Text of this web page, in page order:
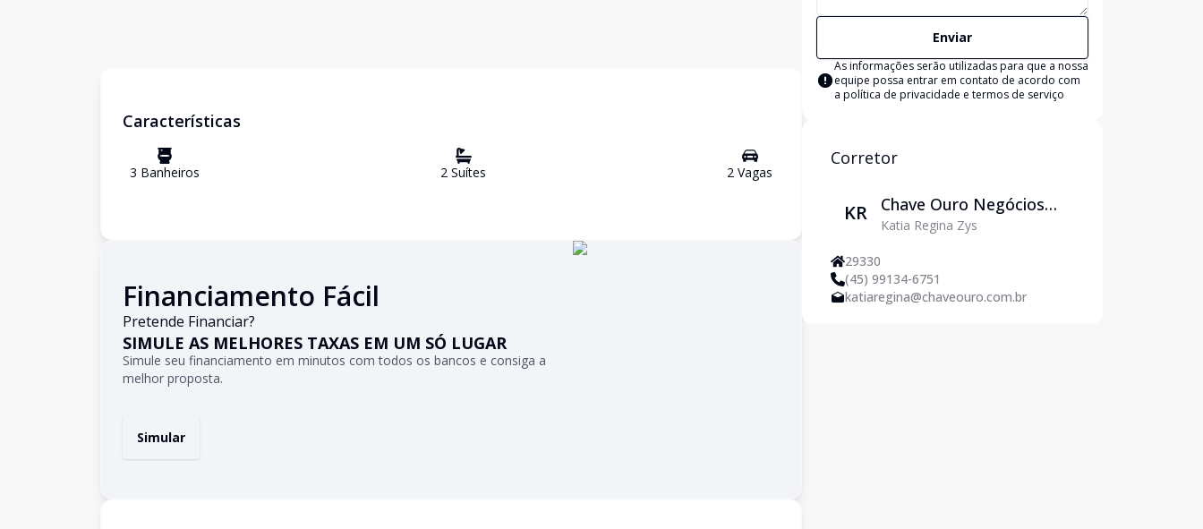
Características
3 Banheiros 2 Suítes 2 Vagas
Financiamento Fácil
Pretende Financiar?
SIMULE AS MELHORES TAXAS EM UM SÓ LUGAR
Simule seu financiamento em minutos com todos os bancos e consiga a
melhor proposta.
Simular
Enviar
As informações serão utilizadas para que a nossa
equipe possa entrar em contato de acordo com
a política de privacidade e termos de serviço
Corretor
KR
Chave Ouro Negócios
Imobiliários
Katia Regina Zys
29330
(45) 99134-6751
katiaregina@chaveouro.com.br